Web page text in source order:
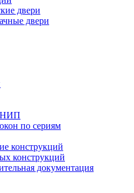
двери
двери
по сериям
конструкций
конструкций
документация